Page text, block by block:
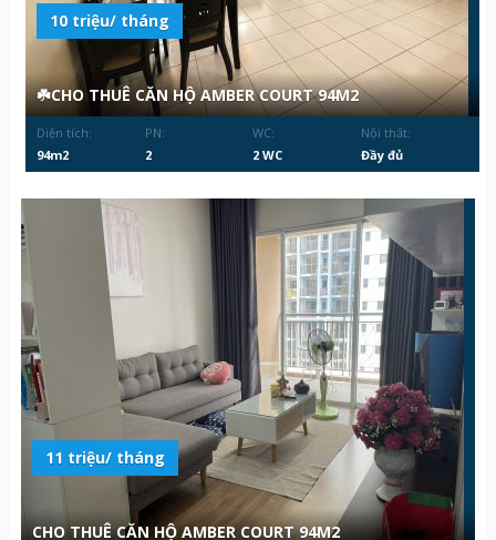
10 triệu/ tháng
☘️CHO THUÊ CĂN HỘ AMBER COURT 94M2
Diện tích:
94m2
PN:
2
WC:
2 WC
Nội thất:
Đầy đủ
11 triệu/ tháng
CHO THUÊ CĂN HỘ AMBER COURT 94M2